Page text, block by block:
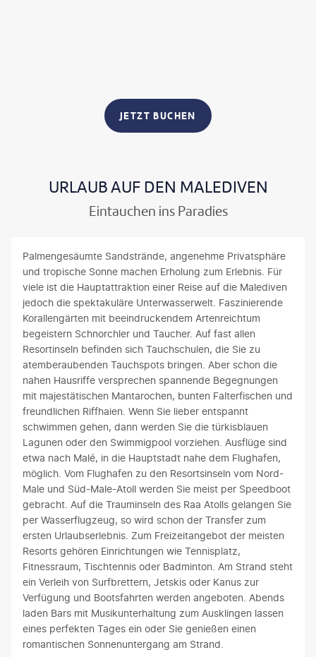
JETZT BUCHEN
URLAUB AUF DEN MALEDIVEN
Eintauchen ins Paradies
Palmengesäumte Sandstrände, angenehme Privatsphäre
und tropische Sonne machen Erholung zum Erlebnis. Für
viele ist die Hauptattraktion einer Reise auf die Malediven
jedoch die spektakuläre Unterwasserwelt. Faszinierende
Korallengärten mit beeindruckendem Artenreichtum
begeistern Schnorchler und Taucher. Auf fast allen
Resortinseln befinden sich Tauchschulen, die Sie zu
atemberaubenden Tauchspots bringen. Aber schon die
nahen Hausriffe versprechen spannende Begegnungen
mit majestätischen Mantarochen, bunten Falterfischen und
freundlichen Riffhaien. Wenn Sie lieber entspannt
schwimmen gehen, dann werden Sie die türkisblauen
Lagunen oder den Swimmigpool vorziehen. Ausflüge sind
etwa nach Malé, in die Hauptstadt nahe dem Flughafen,
möglich. Vom Flughafen zu den Resortsinseln vom Nord-
Male und Süd-Male-Atoll werden Sie meist per Speedboot
gebracht. Auf die Trauminseln des Raa Atolls gelangen Sie
per Wasserflugzeug, so wird schon der Transfer zum
ersten Urlaubserlebnis. Zum Freizeitangebot der meisten
Resorts gehören Einrichtungen wie Tennisplatz,
Fitnessraum, Tischtennis oder Badminton. Am Strand steht
ein Verleih von Surfbrettern, Jetskis oder Kanus zur
Verfügung und Bootsfahrten werden angeboten. Abends
laden Bars mit Musikunterhaltung zum Ausklingen lassen
eines perfekten Tages ein oder Sie genießen einen
romantischen Sonnenuntergang am Strand.